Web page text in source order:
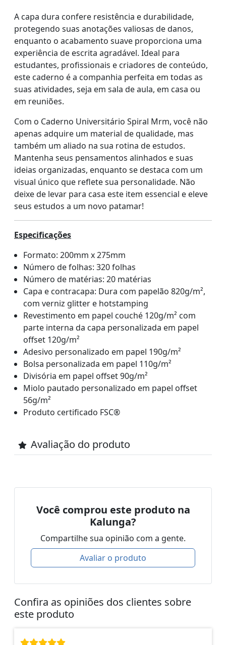
A capa dura confere resistência e durabilidade,
protegendo suas anotações valiosas de danos,
enquanto o acabamento suave proporciona uma
experiência de escrita agradável. Ideal para
estudantes, profissionais e criadores de conteúdo,
este caderno é a companhia perfeita em todas as
suas atividades, seja em sala de aula, em casa ou
em reuniões.
Com o Caderno Universitário Spiral Mrm, você não
apenas adquire um material de qualidade, mas
também um aliado na sua rotina de estudos.
Mantenha seus pensamentos alinhados e suas
ideias organizadas, enquanto se destaca com um
visual único que reflete sua personalidade. Não
deixe de levar para casa este item essencial e eleve
seus estudos a um novo patamar!
Especificações
Formato: 200mm x 275mm
Número de folhas: 320 folhas
Número de matérias: 20 matérias
Capa e contracapa: Dura com papelão 820g/m²,
com verniz glitter e hotstamping
Revestimento em papel couché 120g/m² com
parte interna da capa personalizada em papel
offset 120g/m²
Adesivo personalizado em papel 190g/m²
Bolsa personalizada em papel 110g/m²
Divisória em papel offset 90g/m²
Miolo pautado personalizado em papel offset
56g/m²
Produto certificado FSC®
Avaliação do produto
Você comprou este produto na
Kalunga?
Compartilhe sua opinião com a gente.
Avaliar o produto
Confira as opiniões dos clientes sobre
este produto